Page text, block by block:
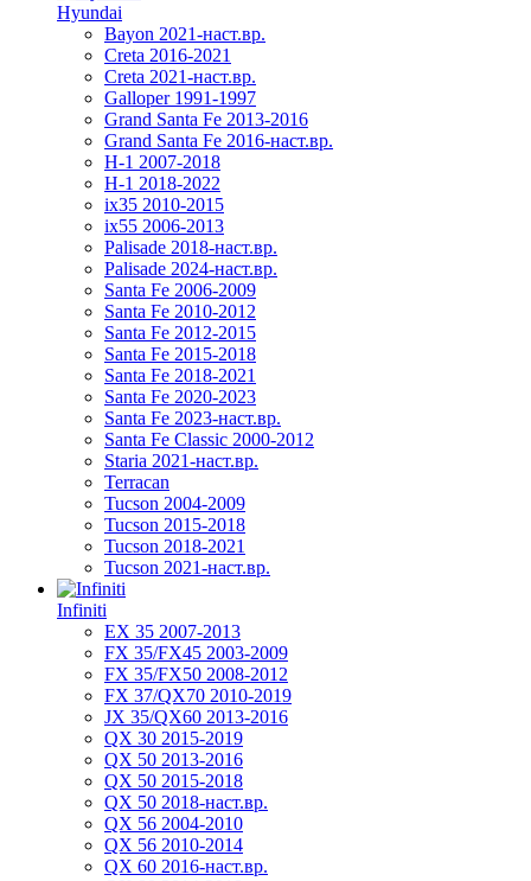
Hyundai
Bayon 2021-наст.вр.
Creta 2016-2021
Creta 2021-наст.вр.
Galloper 1991-1997
Grand Santa Fe 2013-2016
Grand Santa Fe 2016-наст.вр.
H-1 2007-2018
H-1 2018-2022
ix35 2010-2015
ix55 2006-2013
Palisade 2018-наст.вр.
Palisade 2024-наст.вр.
Santa Fe 2006-2009
Santa Fe 2010-2012
Santa Fe 2012-2015
Santa Fe 2015-2018
Santa Fe 2018-2021
Santa Fe 2020-2023
Santa Fe 2023-наст.вр.
Santa Fe Classic 2000-2012
Staria 2021-наст.вр.
Terracan
Tucson 2004-2009
Tucson 2015-2018
Tucson 2018-2021
Tucson 2021-наст.вр.
Infiniti
EX 35 2007-2013
FX 35/FX45 2003-2009
FX 35/FX50 2008-2012
FX 37/QX70 2010-2019
JX 35/QX60 2013-2016
QX 30 2015-2019
QX 50 2013-2016
QX 50 2015-2018
QX 50 2018-наст.вр.
QX 56 2004-2010
QX 56 2010-2014
QX 60 2016-наст.вр.